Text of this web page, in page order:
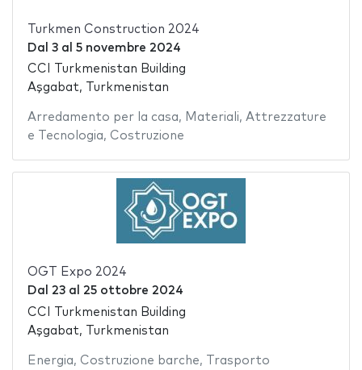
Turkmen Construction 2024
Dal 3al 5 novembre 2024
CCI Turkmenistan Building
Aşgabat, Turkmenistan
Arredamento per la casa, Materiali, Attrezzature
e Tecnologia, Costruzione
OGT Expo 2024
Dal 23al 25 ottobre 2024
CCI Turkmenistan Building
Aşgabat, Turkmenistan
Energia, Costruzione barche,
Trasporto